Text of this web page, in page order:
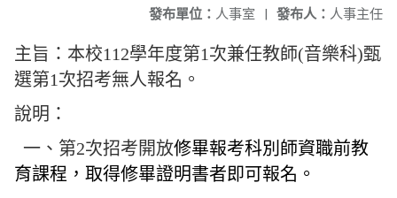
發布人： 人事主任
發布單位： 人事室 |
主旨：本校112學年度第1次兼任教師(音樂科)甄
選第1次招考無人報名。
說明：
一、第2次招考開放修畢報考科別師資職前教
育課程，取得修畢證明書者即可報名。